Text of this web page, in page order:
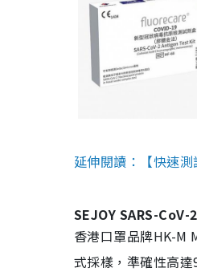
延伸閱讀：【快速
SEJOY SARS-CoV-
香港口罩品牌HK-M
式採樣，準確性高